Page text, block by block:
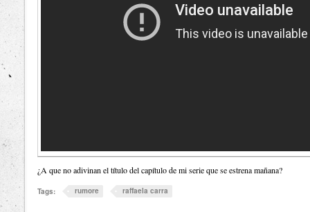
¿A que no adivinan el título del capítulo de mi serie que se estrena mañana?
Tags: rumore raffaela carra